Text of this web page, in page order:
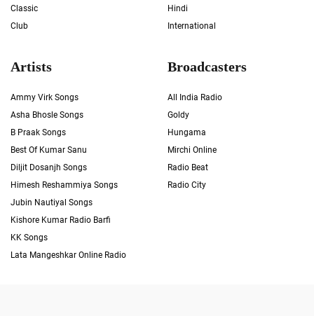
Classic
Club
Hindi
International
Artists
Ammy Virk Songs
Asha Bhosle Songs
B Praak Songs
Best Of Kumar Sanu
Diljit Dosanjh Songs
Himesh Reshammiya Songs
Jubin Nautiyal Songs
Kishore Kumar Radio Barfi
KK Songs
Lata Mangeshkar Online Radio
Broadcasters
All India Radio
Goldy
Hungama
Mirchi Online
Radio Beat
Radio City